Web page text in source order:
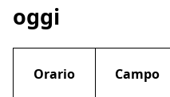
oggi
Orario Campo